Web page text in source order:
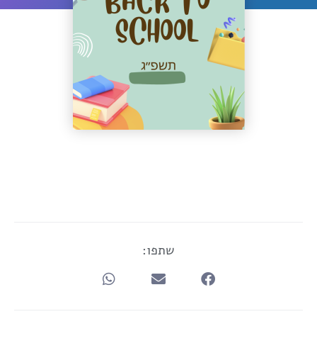
שתפו: